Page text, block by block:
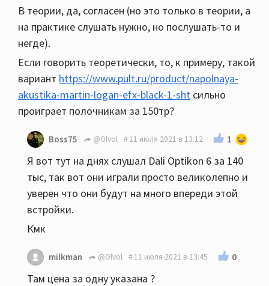
В теории, да, согласен (но это только в теории, а
на практике слушать нужно, но послушать-то и
негде).
Если говорить теоретически, то, к примеру, такой
вариант https://www.pult.ru/product/napolnaya-
akustika-martin-logan-efx-black-1-sht сильно
проиграет полочникам за 150тр?
Boss75 @Olvol 11 июля 2021 в 13:12 1
Я вот тут на днях слушал Dali Optikon 6 за 140
тыс, так вот они играли просто великолепно и
уверен что они будут на много впереди этой
встройки.
Кмк
milkman @Olvol 11 июля 2021 в 13:45 0
Там цена за одну указана ?